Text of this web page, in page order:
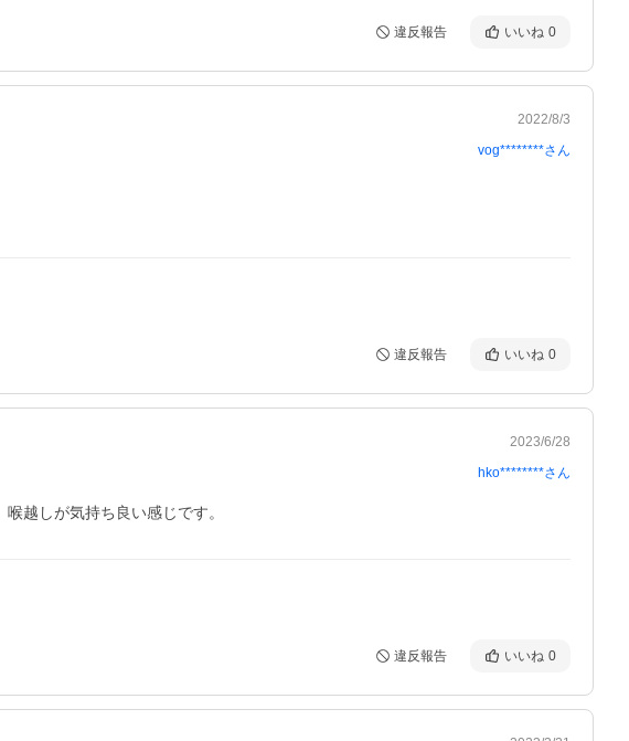
違反報告 いいね 0
2022/8/3
vog********さん
違反報告 いいね 0
2023/6/28
hko********さん
越しが気持ち良い感じです。
違反報告 いいね 0